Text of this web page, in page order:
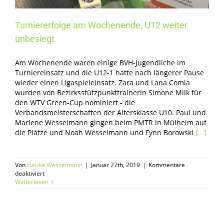
Turniererfolge am Wochenende, U12 weiter
unbesiegt
Am Wochenende waren einige BVH-Jugendliche im
Turniereinsatz und die U12-1 hatte nach längerer Pause
wieder einen Ligaspieleinsatz. Zara und Lana Comia
wurden von Bezirksstützpunkttrainerin Simone Milk für
den WTV Green-Cup nominiert - die
Verbandsmeisterschaften der Altersklasse U10. Paul und
Marlene Wesselmann gingen beim PMTR in Mülheim auf
die Plätze und Noah Wesselmann und Fynn Borowski [...]
Von Hauke Wesselmann | Januar 27th, 2019 | Kommentare
deaktiviertfür
Turniererfolge
am
Weiterlesen